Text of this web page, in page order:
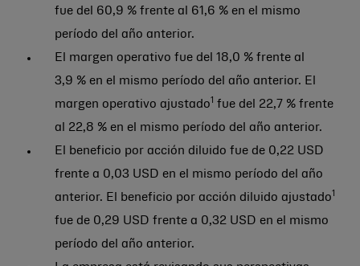
fue del 60,9 % frente al 61,6 % en el mismo
período del año anterior.
El margen operativo fue del 18,0 % frente al
3,9 % en el mismo período del año anterior. El
margen operativo ajustado1 fue del 22,7 % frente
al 22,8 % en el mismo período del año anterior.
El beneficio por acción diluido fue de 0,22 USD
frente a 0,03 USD en el mismo período del año
anterior. El beneficio por acción diluido ajustado1
fue de 0,29 USD frente a 0,32 USD en el mismo
período del año anterior.